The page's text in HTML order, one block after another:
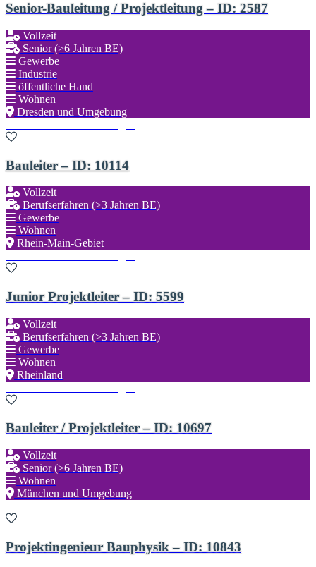
Senior-Bauleitung / Projektleitung – ID: 2587
Vollzeit
Senior (>6 Jahren BE)
Gewerbe
Industrie
öffentliche Hand
Wohnen
Dresden und Umgebung
Bauleiter – ID: 10114
Vollzeit
Berufserfahren (>3 Jahren BE)
Gewerbe
Wohnen
Rhein-Main-Gebiet
Junior Projektleiter – ID: 5599
Vollzeit
Berufserfahren (>3 Jahren BE)
Gewerbe
Wohnen
Rheinland
Bauleiter / Projektleiter – ID: 10697
Vollzeit
Senior (>6 Jahren BE)
Wohnen
München und Umgebung
Projektingenieur Bauphysik – ID: 10843